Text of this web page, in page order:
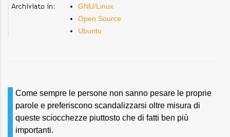
GNU/Linux
Open Source
Ubuntu
Come sempre le persone non sanno pesare le proprie
parole e preferiscono scandalizzarsi oltre misura di
queste sciocchezze piuttosto che di fatti ben più
importanti.